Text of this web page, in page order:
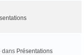
dans Présentations